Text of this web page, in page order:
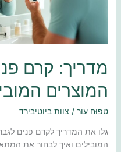
מדריך: קרם
המוצרים
טִפּוּחַ עוֹר/ צוות ביוטיבירד
גלו את המדריך לקרם פנים
המובילים ואיך לבחור את